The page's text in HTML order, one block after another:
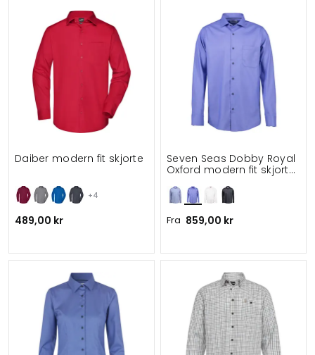
+4
Daiber modern fit skjorte
489,00 kr
Seven Seas Dobby Royal
Oxford modern fit skjorte
Fra 859,00 kr